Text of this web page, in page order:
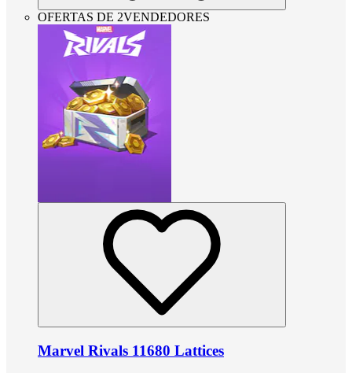
OFERTAS DE 2VENDEDORES
Marvel Rivals 11680 Lattices